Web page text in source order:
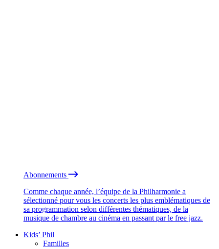
Abonnements
Comme chaque année, l’équipe de la Philharmonie a
sélectionné pour vous les concerts les plus emblématiques de
sa programmation selon différentes thématiques, de la
musique de chambre au cinéma en passant par le free jazz.
Kids’ Phil
Familles